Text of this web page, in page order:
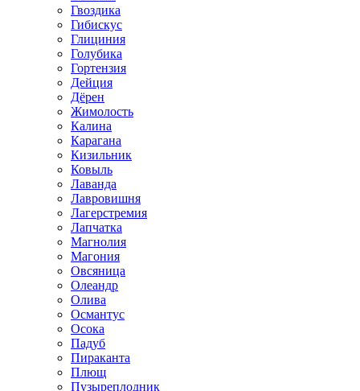
Гвоздика
Гибискус
Глициния
Голубика
Гортензия
Дейция
Дёрен
Жимолость
Калина
Карагана
Кизильник
Ковыль
Лаванда
Лавровишня
Лагерстремия
Лапчатка
Магнолия
Магония
Овсяница
Олеандр
Олива
Османтус
Осока
Падуб
Пираканта
Плющ
Пузыреплодник